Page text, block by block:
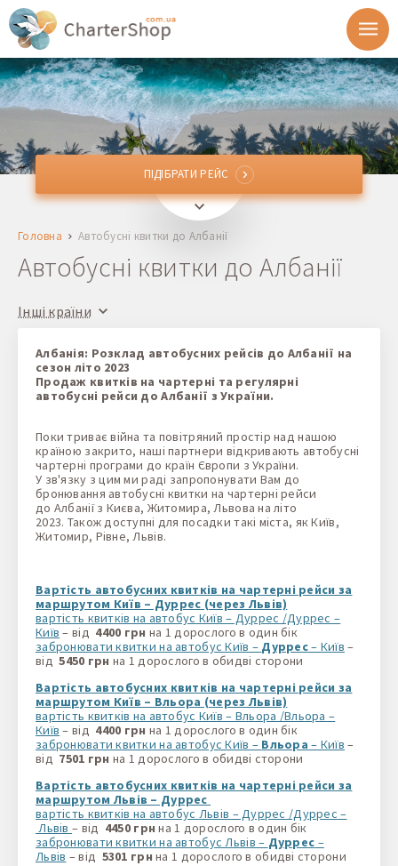
Звідки
Куди
1 + 0 + 0
ПІДІБРАТИ РЕЙС
ПІДІБРАТИ РЕЙС
Головна Автобусні квитки до Албанії
Автобусні квитки до Албанії
Інші країни
Албанія: Розклад автобусних рейсів до Албанії на
сезон літо 2023
Продаж квитків на чартерні та регулярні
автобусні рейси до Албанії з України.
Поки триває війна та повітряний простір над нашою
країною закрито, наші партнери відкривають автобусні
чартерні програми до країн Європи з України.
У зв'язку з цим ми раді запропонувати Вам до
бронювання автобусні квитки на чартерні рейси
до Албанії з Києва, Житомира, Львова на літо
2023. Також доступні для посадки такі міста, як Київ,
Житомир, Рівне, Львів.
Вартість автобусних квитків на чартерні рейси за
маршрутом Київ – Дуррес (через Львів)
вартість квитків на автобус Київ – Дуррес /Дуррес –
Київ – від 4400 грн на 1 дорослого в один бік
забронювати квитки на автобус Київ – Дуррес– Київ –
від 5450 грн на 1 дорослого в обидві сторони
Вартість автобусних квитків на чартерні рейси за
маршрутом Київ – Вльора (через Львів)
вартість квитків на автобус Київ – Вльора /Вльора –
Київ – від 4400 грн на 1 дорослого в один бік
забронювати квитки на автобус Київ – Вльора – Київ –
від 7501 грн на 1 дорослого в обидві сторони
Вартість автобусних квитків на чартерні рейси за
маршрутом Львів – Дуррес
вартість квитків на автобус Львів – Дуррес /Дуррес –
Львів – від 4450 грн на 1 дорослого в один бік
забронювати квитки на автобус Львів – Дуррес –
Львів – від 5301 грн на 1 дорослого в обидві сторони